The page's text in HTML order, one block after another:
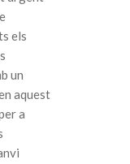
els
un
aquest
a